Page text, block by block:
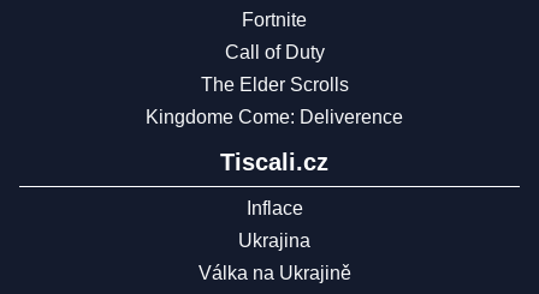
Fortnite
Call of Duty
The Elder Scrolls
Kingdome Come: Deliverence
Tiscali.cz
Inflace
Ukrajina
Válka na Ukrajině